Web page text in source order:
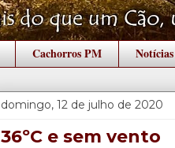
Cachorros PM Notícias
domingo, 12 de julho de 2020
36ºC e sem vento